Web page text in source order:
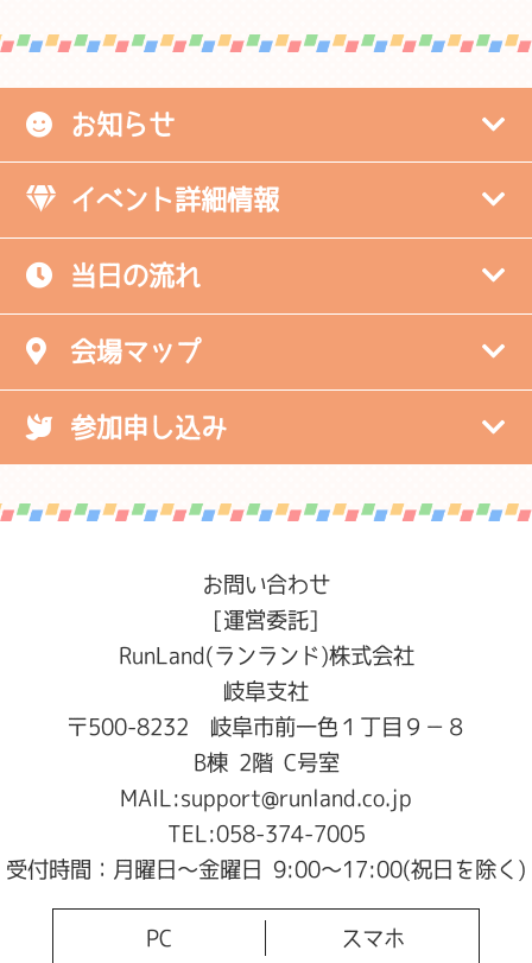
お知らせ
イベント詳細情報
当日の流れ
会場マップ
参加申し込み
お問い合わせ
[運営委託]
RunLand(ランランド)株式会社
岐阜支社
〒500-8232 岐阜市前一色１丁目９−８
B棟 2階 C号室
MAIL:support@runland.co.jp
TEL:058-374-7005
受付時間：月曜日～金曜日 9:00～17:00(祝日を除く)
PC スマホ